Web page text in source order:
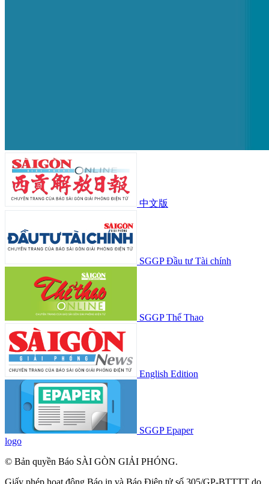
中文版
SGGP Đầu tư Tài chính
SGGP Thể Thao
English Edition
SGGP Epaper
logo
© Bản quyền Báo SÀI GÒN GIẢI PHÓNG.
Giấy phép hoạt động Báo in và Báo Điện tử số 305/GP-BTTTT do